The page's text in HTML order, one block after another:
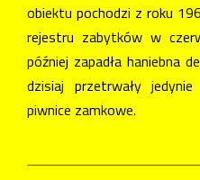
obiektu pochodzi z roku
rejestru zabytków w
później zapadła haniebna
dzisiaj przetrwały
piwnice zamkowe.